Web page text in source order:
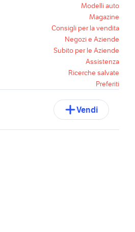
Modelli auto
Magazine
Consigli per la vendita
Negozi e Aziende
Subito per le Aziende
Assistenza
Ricerche salvate
Preferiti
Vendi